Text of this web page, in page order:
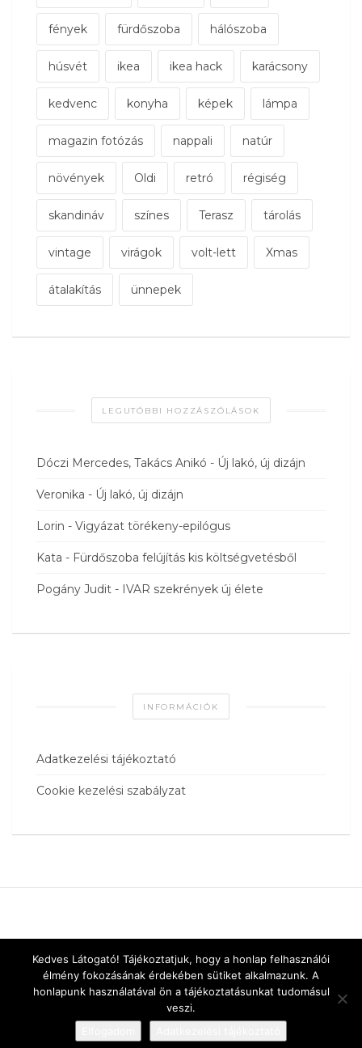
fények fürdőszoba hálószoba
húsvét ikea ikea hack karácsony
kedvenc konyha képek lámpa
magazin fotózás nappali natúr
növények Oldi retró régiség
skandináv színes Terasz tárolás
vintage virágok volt-lett Xmas
átalakítás ünnepek
LEGUTÓBBI HOZZÁSZÓLÁSOK
Dóczi Mercedes, Takács Anikó - Új lakó, új dizájn
Veronika - Új lakó, új dizájn
Lorin - Vigyázat törékeny-epilógus
Kata - Fürdőszoba felújítás kis költségvetésből
Pogány Judit - IVAR szekrények új élete
INFORMÁCIÓK
Adatkezelési tájékoztató
Cookie kezelési szabályzat
Kedves Látogató! Tájékoztatjuk, hogy a honlap felhasználói
élmény fokozásának érdekében sütiket alkalmazunk. A
honlapunk használatával ön a tájékoztatásunkat tudomásul
veszi.